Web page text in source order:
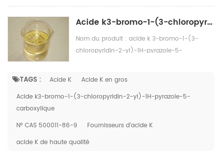
Acide k3-bromo-1-(3-chloropyridin-2-yl)-1H-pyrazole-5-carboxylique CAS NO.500011-86-9
Nom du produit : acide k 3-bromo-1-(3-
chloropyridin-2-yl)-1H-pyrazole-5-
TAGS : Acide K
Acide K en gros
Acide k3-bromo-1-(3-chloropyridin-2-yl)-1H-pyrazole-5-
carboxylique
N° CAS 500011-86-9
Fournisseurs d'acide K
acide K de haute qualité